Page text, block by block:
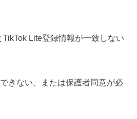
Lite登録情報が一致しない
きない、または保護者同意が必